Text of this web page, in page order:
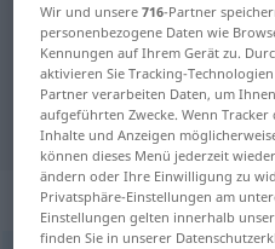
Deutsch-
"bestricken"
"bestricken"
„bestricken“:
Wir und unsere716-Partner
personenbezogene Daten wie
Kennungen auf Ihrem Gerät zu.
aktivieren Sie Tracking-
Partner verarbeiten Daten, um
aufgeführten Zwecke. Wenn
Inhalte und Anzeigen
können dieses Menü jederzeit
ändern oder Ihre Einwilligung zu
Privatsphäre-Einstellungen am
Einstellungen gelten innerhalb
finden Sie in unserer